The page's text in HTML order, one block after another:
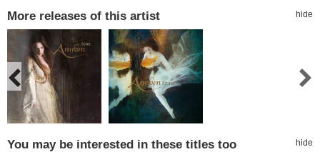
More releases of this artist hide
You may be interested in these titles too hide